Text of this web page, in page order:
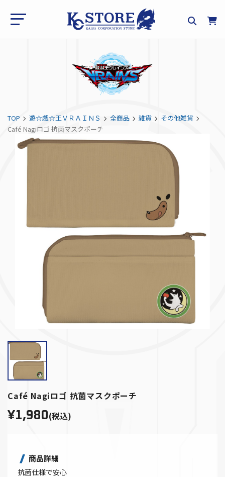
TOP 遊☆戯☆王ＶＲＡＩＮＳ 全商品 雑貨
その他雑貨
Café Nagiロゴ 抗菌マスクポーチ
Café Nagiロゴ 抗菌マスクポーチ
¥1,980(税込)
商品詳細
抗菌仕様で安心